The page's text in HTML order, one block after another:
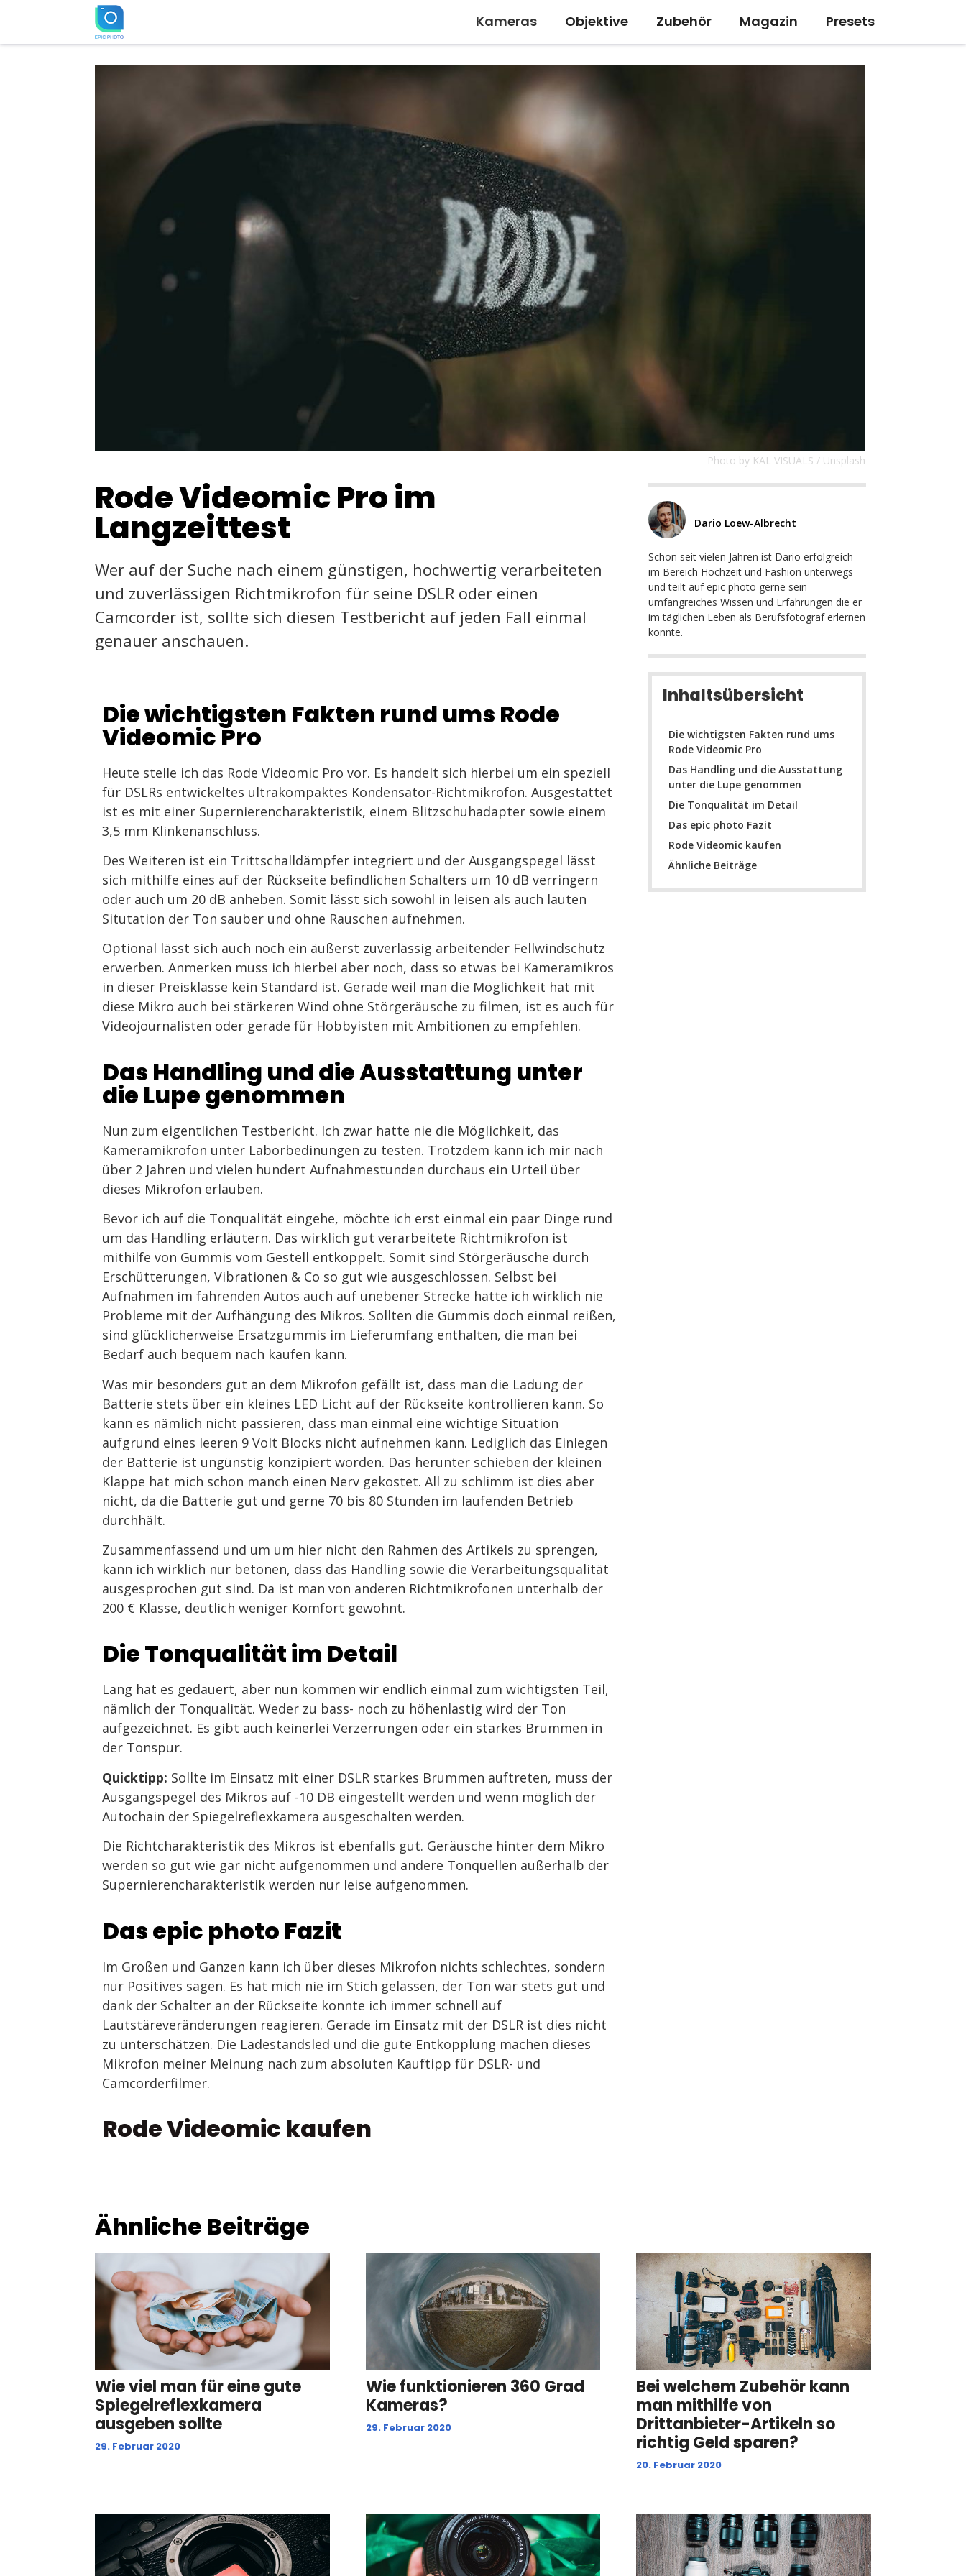
Kameras Objektive Zubehör Magazin Presets
Photo by KAL VISUALS / Unsplash
Rode Videomic Pro im
Langzeittest
Wer auf der Suche nach einem günstigen, hochwertig verarbeiteten
und zuverlässigen Richtmikrofon für seine DSLR oder einen
Camcorder ist, sollte sich diesen Testbericht auf jeden Fall einmal
genauer anschauen.
Die wichtigsten Fakten rund ums Rode
Videomic Pro
Heute stelle ich das Rode Videomic Pro vor. Es handelt sich hierbei um ein speziell
für DSLRs entwickeltes ultrakompaktes Kondensator-Richtmikrofon. Ausgestattet
ist es mit einer Supernierencharakteristik, einem Blitzschuhadapter sowie einem
3,5 mm Klinkenanschluss.
Des Weiteren ist ein Trittschalldämpfer integriert und der Ausgangspegel lässt
sich mithilfe eines auf der Rückseite befindlichen Schalters um 10 dB verringern
oder auch um 20 dB anheben. Somit lässt sich sowohl in leisen als auch lauten
Situtation der Ton sauber und ohne Rauschen aufnehmen.
Optional lässt sich auch noch ein äußerst zuverlässig arbeitender Fellwindschutz
erwerben. Anmerken muss ich hierbei aber noch, dass so etwas bei Kameramikros
in dieser Preisklasse kein Standard ist. Gerade weil man die Möglichkeit hat mit
diese Mikro auch bei stärkeren Wind ohne Störgeräusche zu filmen, ist es auch für
Videojournalisten oder gerade für Hobbyisten mit Ambitionen zu empfehlen.
Das Handling und die Ausstattung unter
die Lupe genommen
Nun zum eigentlichen Testbericht. Ich zwar hatte nie die Möglichkeit, das
Kameramikrofon unter Laborbedinungen zu testen. Trotzdem kann ich mir nach
über 2 Jahren und vielen hundert Aufnahmestunden durchaus ein Urteil über
dieses Mikrofon erlauben.
Bevor ich auf die Tonqualität eingehe, möchte ich erst einmal ein paar Dinge rund
um das Handling erläutern. Das wirklich gut verarbeitete Richtmikrofon ist
mithilfe von Gummis vom Gestell entkoppelt. Somit sind Störgeräusche durch
Erschütterungen, Vibrationen & Co so gut wie ausgeschlossen. Selbst bei
Aufnahmen im fahrenden Autos auch auf unebener Strecke hatte ich wirklich nie
Probleme mit der Aufhängung des Mikros. Sollten die Gummis doch einmal reißen,
sind glücklicherweise Ersatzgummis im Lieferumfang enthalten, die man bei
Bedarf auch bequem nach kaufen kann.
Was mir besonders gut an dem Mikrofon gefällt ist, dass man die Ladung der
Batterie stets über ein kleines LED Licht auf der Rückseite kontrollieren kann. So
kann es nämlich nicht passieren, dass man einmal eine wichtige Situation
aufgrund eines leeren 9 Volt Blocks nicht aufnehmen kann. Lediglich das Einlegen
der Batterie ist ungünstig konzipiert worden. Das herunter schieben der kleinen
Klappe hat mich schon manch einen Nerv gekostet. All zu schlimm ist dies aber
nicht, da die Batterie gut und gerne 70 bis 80 Stunden im laufenden Betrieb
durchhält.
Zusammenfassend und um um hier nicht den Rahmen des Artikels zu sprengen,
kann ich wirklich nur betonen, dass das Handling sowie die Verarbeitungsqualität
ausgesprochen gut sind. Da ist man von anderen Richtmikrofonen unterhalb der
200 € Klasse, deutlich weniger Komfort gewohnt.
Die Tonqualität im Detail
Lang hat es gedauert, aber nun kommen wir endlich einmal zum wichtigsten Teil,
nämlich der Tonqualität. Weder zu bass- noch zu höhenlastig wird der Ton
aufgezeichnet. Es gibt auch keinerlei Verzerrungen oder ein starkes Brummen in
der Tonspur.
Quicktipp: Sollte im Einsatz mit einer DSLR starkes Brummen auftreten, muss der
Ausgangspegel des Mikros auf -10 DB eingestellt werden und wenn möglich der
Autochain der Spiegelreflexkamera ausgeschalten werden.
Die Richtcharakteristik des Mikros ist ebenfalls gut. Geräusche hinter dem Mikro
werden so gut wie gar nicht aufgenommen und andere Tonquellen außerhalb der
Supernierencharakteristik werden nur leise aufgenommen.
Das epic photo Fazit
Im Großen und Ganzen kann ich über dieses Mikrofon nichts schlechtes, sondern
nur Positives sagen. Es hat mich nie im Stich gelassen, der Ton war stets gut und
dank der Schalter an der Rückseite konnte ich immer schnell auf
Lautstäreveränderungen reagieren. Gerade im Einsatz mit der DSLR ist dies nicht
zu unterschätzen. Die Ladestandsled und die gute Entkopplung machen dieses
Mikrofon meiner Meinung nach zum absoluten Kauftipp für DSLR- und
Camcorderfilmer.
Rode Videomic kaufen
Dario Loew-Albrecht
Schon seit vielen Jahren ist Dario erfolgreich
im Bereich Hochzeit und Fashion unterwegs
und teilt auf epic photo gerne sein
umfangreiches Wissen und Erfahrungen die er
im täglichen Leben als Berufsfotograf erlernen
konnte.
Inhaltsübersicht
Die wichtigsten Fakten rund ums
Rode Videomic Pro
Das Handling und die Ausstattung
unter die Lupe genommen
Die Tonqualität im Detail
Das epic photo Fazit
Rode Videomic kaufen
Ähnliche Beiträge
Ähnliche Beiträge
Wie viel man für eine gute
Spiegelreflexkamera
ausgeben sollte
29. Februar 2020
Wie funktionieren 360 Grad
Kameras?
29. Februar 2020
Bei welchem Zubehör kann
man mithilfe von
Drittanbieter-Artikeln so
richtig Geld sparen?
20. Februar 2020